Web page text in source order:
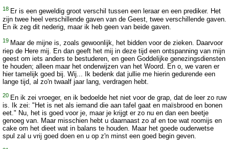
18 Er is een geweldig groot verschil tussen een leraar en een prediker. Het
zijn twee heel verschillende gaven van de Geest, twee verschillende gaven.
En ik zeg dit nederig, maar ik heb geen van beide gaven.
19 Maar de mijne is, zoals gewoonlijk, het bidden voor de zieken. Daarvoor
riep de Here mij. En dan geeft het mij in deze tijd een ontspanning van mijn
geest om iets anders te bestuderen, en geen Goddelijke genezingsdiensten
te houden; alleen maar het onderwijzen van het Woord. En o, we varen er
hier tamelijk goed bij. Wij... Ik bedenk dat jullie me hierin gedurende een
lange tijd, al zo'n twaalf jaar lang, verdragen hebt.
20 En ik zei vroeger, en ik bedoelde het niet voor de grap, dat de leer zo ruw
is. Ik zei: "Het is net als iemand die aan tafel gaat en maïsbrood en bonen
eet." Nu, het is goed voor je, maar je krijgt er zo nu en dan een beetje
genoeg van. Maar misschien hebt u daarnaast zo af en toe wat roomijs en
cake om het dieet wat in balans te houden. Maar het goede ouderwetse
spul zal u vrij goed doen en u op z'n minst een goed begin geven.